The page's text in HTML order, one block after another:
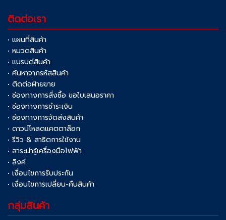
ติดต่อเรา
• แผนที่สินค้า
• หมวดสินค้า
• แบรนด์สินค้า
• ค้นหาจากรหัสสินค้า
• ติดต่อฝ่ายขาย
• ช่องทางการสั่งซื้อ ขอใบเสนอราคา
• ช่องทางการชำระเงิน
• ช่องทางการจัดส่งสินค้า
• ดาวน์โหลดแคตตาล็อก
• รีวิว & สาธิตการใช้งาน
• สาระน่ารู้เครื่องมือไฟฟ้า
• ลิงค์
• เงื่อนไขการรับประกัน
• เงื่อนไขการเปลี่ยน-คืนสินค้า
กลุ่มสินค้า